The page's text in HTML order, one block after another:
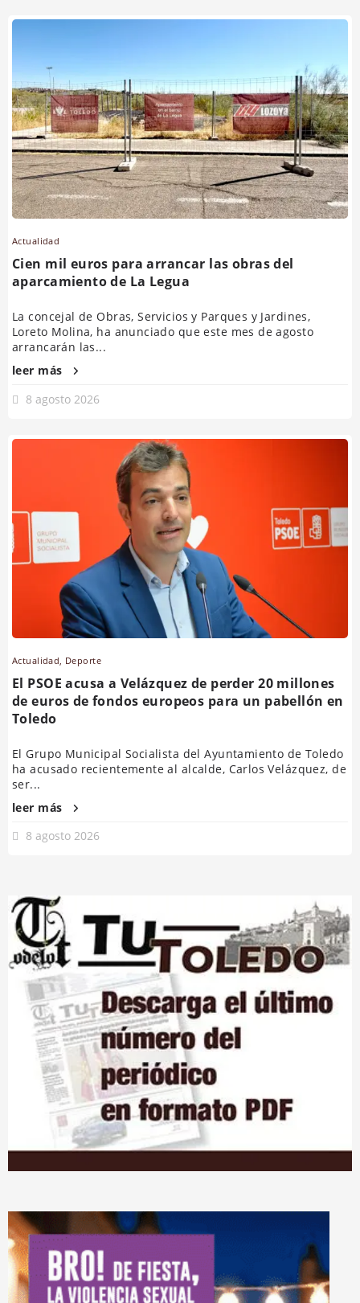
Actualidad
Cien mil euros para arrancar las obras del
aparcamiento de La Legua
La concejal de Obras, Servicios y Parques y Jardines,
Loreto Molina, ha anunciado que este mes de agosto
arrancarán las...
leer más
8 agosto 2026
Actualidad, Deporte
El PSOE acusa a Velázquez de perder 20 millones
de euros de fondos europeos para un pabellón en
Toledo
El Grupo Municipal Socialista del Ayuntamiento de Toledo
ha acusado recientemente al alcalde, Carlos Velázquez, de
ser...
leer más
8 agosto 2026